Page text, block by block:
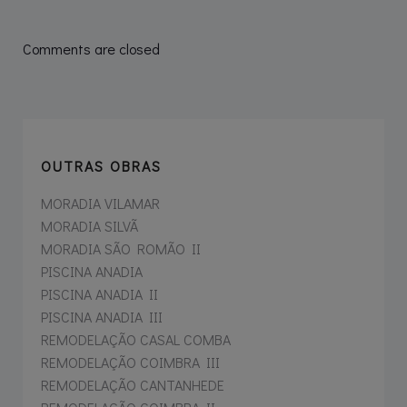
de
Comments are closed
OUTRAS OBRAS
MORADIA VILAMAR
MORADIA SILVÃ
MORADIA SÃO ROMÃO II
PISCINA ANADIA
PISCINA ANADIA II
PISCINA ANADIA III
REMODELAÇÃO CASAL COMBA
REMODELAÇÃO COIMBRA III
REMODELAÇÃO CANTANHEDE